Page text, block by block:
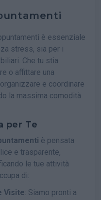
è essenziale
stress, sia per i
Che tu stia
o affittare una
e coordinare
la massima comodità
per Te
è pensata
e trasparente,
le tue attività
di:
Visite: Siamo pronti a